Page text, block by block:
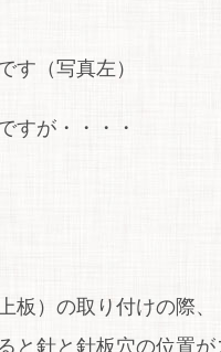
す（写真左）
すが・・・・
板）の取り付けの際
と針と針板穴の位置が